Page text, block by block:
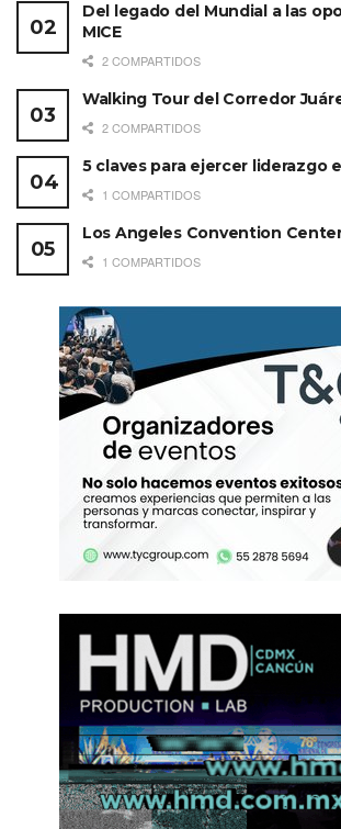
Del legado del Mundial a las
MICE
2 COMPARTIDOS
Walking Tour del Corredor
2 COMPARTIDOS
5 claves para ejercer liderazgo
1 COMPARTIDOS
Los Angeles Convention
1 COMPARTIDOS